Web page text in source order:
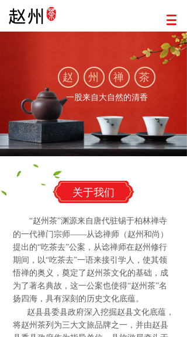
州
赵 茶
禅
一股来自大自然的清香
关于我们
“赵州茶”渊源来自唐代驻锡于柏林禅寺
的一代禅门宗师——从谂禅师（赵州和尚）
提出的“吃茶去”公案，从谂禅师在赵州修行
期间，以“吃茶去”一语来接引学人，使其领
悟禅的奥义，奠定了赵州茶文化的基础，成
为了著名典故，这一公案也使得“赵州茶”名
扬四海，具有深刻的历史文化底蕴。
赵县县委县政府深入挖掘赵县文化底蕴，
将赵州茶列为三大文旅品牌之一，并由赵县